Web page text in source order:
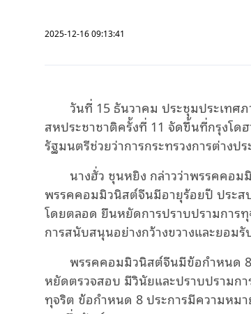
2025-12-16 09:13:41
วันที่ 15 ธันวาคม ประชุมประเทศ
สหประชาชาติครั้งที่ 11 จัดขึ้นที่กรุงโ
รัฐมนตรีช่วยว่าการกระทรวงการต่างป
นางฮั่ว ชุนหยิง กล่าวว่าพรรคคอ
พรรคคอมมิวนิสต์จีนมีอายุร้อยปี ประ
โดยตลอด ยืนหยัดการปราบปรามการ
การสนับสนุนอย่างกว้างขวางและยอม
พรรคคอมมิวนิสต์จีนมีข้อกำหนด
หยัดตรวจสอบ มีวินัยและปราบปรามก
ทุจริต ข้อกำหนด 8 ประการมีความหม